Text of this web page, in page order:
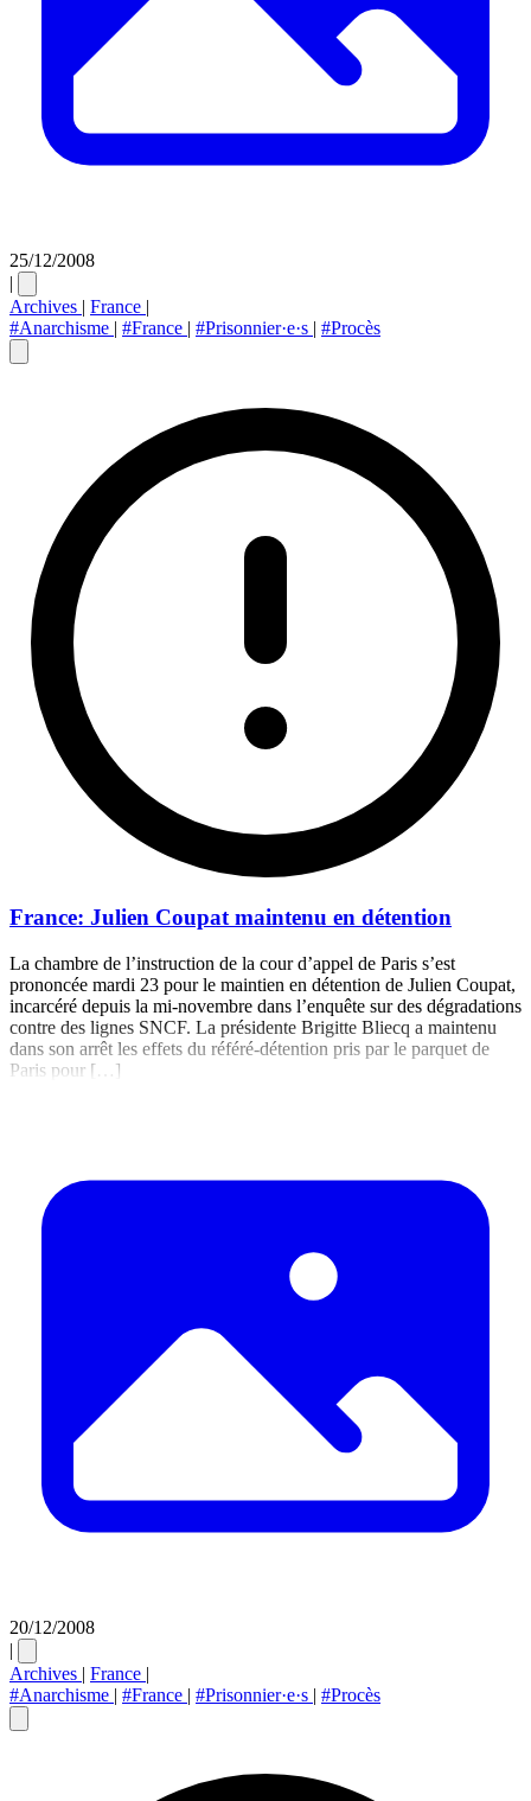
25/12/2008
|
Archives | France |
#Anarchisme | #France | #Prisonnier·e·s | #Procès
France: Julien Coupat maintenu en détention
La chambre de l’instruction de la cour d’appel de Paris s’est
prononcée mardi 23 pour le maintien en détention de Julien Coupat,
incarcéré depuis la mi-novembre dans l’enquête sur des dégradations
contre des lignes SNCF. La présidente Brigitte Bliecq a maintenu
dans son arrêt les effets du référé-détention pris par le parquet de
Paris pour […]
20/12/2008
|
Archives | France |
#Anarchisme | #France | #Prisonnier·e·s | #Procès